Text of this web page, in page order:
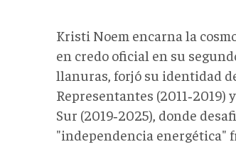
Kristi Noem encarna la
en credo oficial en su
llanuras, forjó su identidad
Representantes (2011‑2019)
Sur (2019‑2025), donde
"independencia energética"